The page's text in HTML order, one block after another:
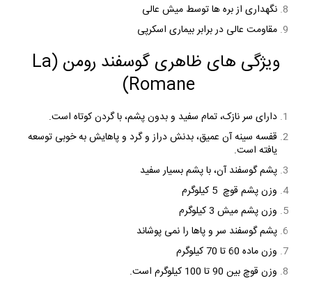
نگهداری از بره ها توسط میش عالی
مقاومت عالی در برابر بیماری اسکرپی
ویژگی های ظاهری گوسفند رومن (La
Romane)
دارای سر نازک، تمام سفید و بدون پشم، با گردن کوتاه است.
قفسه سینه آن عمیق، بدنش دراز و گرد و پاهایش به خوبی توسعه
یافته است.
پشم گوسفند آن، با پشم بسیار سفید
وزن پشم قوچ 5 کیلوگرم
وزن پشم میش 3 کیلوگرم
پشم گوسفند سر و پاها را نمی پوشاند
وزن ماده 60 تا 70 کیلوگرم
وزن قوچ بین 90 تا 100 کیلوگرم است.